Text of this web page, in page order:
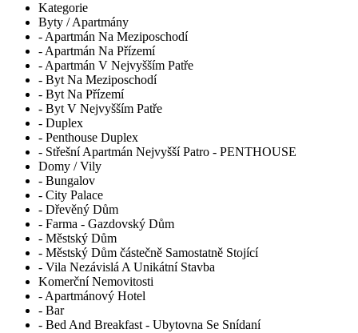
Kategorie
Byty / Apartmány
- Apartmán Na Meziposchodí
- Apartmán Na Přízemí
- Apartmán V Nejvyšším Patře
- Byt Na Meziposchodí
- Byt Na Přízemí
- Byt V Nejvyšším Patře
- Duplex
- Penthouse Duplex
- Střešní Apartmán Nejvyšší Patro - PENTHOUSE
Domy / Vily
- Bungalov
- City Palace
- Dřevěný Dům
- Farma - Gazdovský Dům
- Městský Dům
- Městský Dům částečně Samostatně Stojící
- Vila Nezávislá A Unikátní Stavba
Komerční Nemovitosti
- Apartmánový Hotel
- Bar
- Bed And Breakfast - Ubytovna Se Snídaní